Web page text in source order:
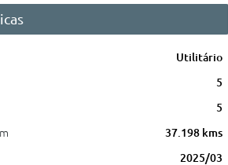
Utilitário
5
5
37.198 kms
2025/03